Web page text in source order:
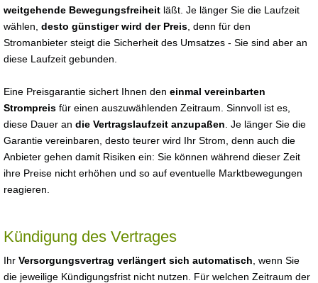
weitgehende Bewegungsfreiheit läßt. Je länger Sie die Laufzeit
wählen, desto günstiger wird der Preis , denn für den
Stromanbieter steigt die Sicherheit des Umsatzes - Sie sind aber an
diese Laufzeit gebunden.
Eine Preisgarantie sichert Ihnen den einmal vereinbarten
Strompreis für einen auszuwählenden Zeitraum. Sinnvoll ist es,
diese Dauer an die Vertragslaufzeit anzupaßen . Je länger Sie die
Garantie vereinbaren, desto teurer wird Ihr Strom, denn auch die
Anbieter gehen damit Risiken ein: Sie können während dieser Zeit
ihre Preise nicht erhöhen und so auf eventuelle Marktbewegungen
reagieren.
Kündigung des Vertrages
Ihr Versorgungsvertrag verlängert sich automatisch , wenn Sie
die jeweilige Kündigungsfrist nicht nutzen. Für welchen Zeitraum der